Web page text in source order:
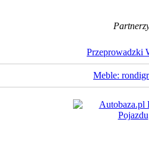
Przeprowadzki
Meble: